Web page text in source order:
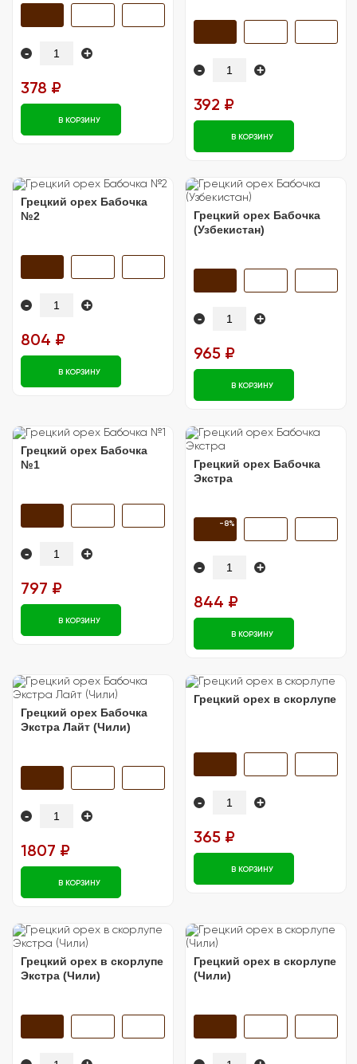
- +
378 ₽
В КОРЗИНУ
- +
392 ₽
В КОРЗИНУ
Грецкий орех Бабочка
№2
- +
804 ₽
В КОРЗИНУ
Грецкий орех Бабочка
(Узбекистан)
- +
965 ₽
В КОРЗИНУ
Грецкий орех Бабочка
№1
- +
797 ₽
В КОРЗИНУ
Грецкий орех Бабочка
Экстра
-8%
- +
844 ₽
В КОРЗИНУ
Грецкий орех Бабочка
Экстра Лайт (Чили)
- +
1807 ₽
В КОРЗИНУ
Грецкий орех в скорлупе
- +
365 ₽
В КОРЗИНУ
Грецкий орех в скорлупе
Экстра (Чили)
Грецкий орех в скорлупе
(Чили)